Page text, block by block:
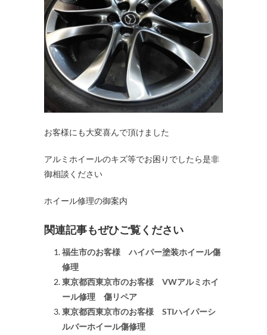
お客様にも大変喜んで頂けました
アルミホイールのキズ等でお困りでしたら是非
御相談ください
ホイール修理の御案内
関連記事もぜひご覧ください
福生市のお客様 ハイパー塗装ホイール傷
修理
東京都西東京市のお客様 VWアルミホイ
ール修理 傷リペア
東京都西東京市のお客様 STIハイパーシ
ルバーホイール傷修理